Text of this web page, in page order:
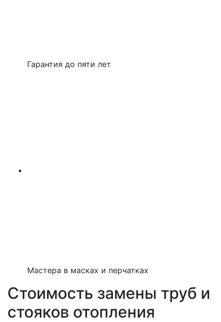
Гарантия до пяти лет
Мастера в масках и перчатках
Стоимость замены труб и
стояков отопления